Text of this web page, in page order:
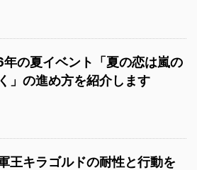
の夏イベント「夏の恋は嵐の
」の進め方を紹介します
王キラゴルドの耐性と行動を